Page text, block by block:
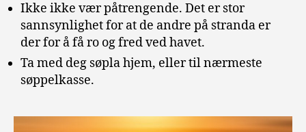
Ikke ikke vær påtrengende. Det er stor
sannsynlighet for at de andre på stranda er
der for å få ro og fred ved havet.
Ta med deg søpla hjem, eller til nærmeste
søppelkasse.